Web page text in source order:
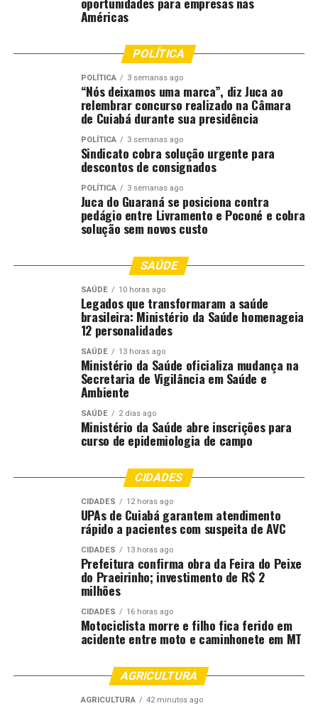
Gov.br no celular, disponível para os sistemas Android e
Após a instalação, é necessário fazer login com a conta
Gov.br (CPF e senha). A CIN digital ficará disponível
automaticamente no aplicativo para quem já emitiu a
Carteira de Identidade Nacional física. O documento
digital possui validade legal em todo o território
nacional, podendo ser apresentado em fiscalizações,
atendimentos e abordagens, da mesma forma que a
A Politec orienta que o cidadão mantenha o aplicativo
atualizado e, sempre que possível, configure o acesso
sem conexão com a internet.
Documento aceito em todo o Brasil e na América do
Além de ser aceito em todo o território nacional, a
Carteira de Identidade Nacional também pode ser
utilizada como documento de viagem para alguns países
da América do Sul, desde que tenha sido expedida nos
últimos dez anos.
A CIN é um documento moderno, seguro e aceito em
entrada em países da América do Sul, o que amplia ainda
mais sua utilidade para quem vai viajar.
O Diretor Geral da Politec, Jaime Trevizan, ressaltou a
importância do documento neste período com mais
fluxo de pessoas.
“A Carteira de Identidade Nacional é um instrumento
fundamental de cidadania e segurança. Em um período
como o Carnaval, portar a CIN garante identificação
rápida, acesso a direitos e mais tranquilidade para o
nosso compromisso com a proteção da população”
Américas
POLÍTICA
POLÍTICA 3 semanas ago
“Nós deixamos uma marca”, diz Juca ao
relembrar concurso realizado na Câmara
de Cuiabá durante sua presidência
POLÍTICA 3 semanas ago
Sindicato cobra solução urgente para
descontos de consignados
POLÍTICA 3 semanas ago
Juca do Guaraná se posiciona contra
pedágio entre Livramento e Poconé e cobra
solução sem novos custo
SAÚDE
SAÚDE 10 horas ago
Legados que transformaram a saúde
brasileira: Ministério da Saúde homenageia
12 personalidades
SAÚDE 13 horas ago
Ministério da Saúde oficializa mudança na
Secretaria de Vigilância em Saúde e
Ambiente
SAÚDE 2 dias ago
Ministério da Saúde abre inscrições para
curso de epidemiologia de campo
CIDADES
CIDADES 12 horas ago
UPAs de Cuiabá garantem atendimento
rápido a pacientes com suspeita de AVC
CIDADES 13 horas ago
Prefeitura confirma obra da Feira do Peixe
do Praeirinho; investimento de R$ 2
milhões
CIDADES 16 horas ago
Motociclista morre e filho fica ferido em
acidente entre moto e caminhonete em MT
AGRICULTURA
AGRICULTURA 42 minutos ago